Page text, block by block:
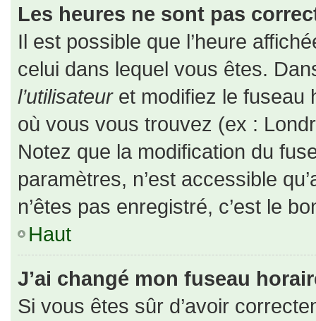
Les heures ne sont pas
Il est possible que l’heure
celui dans lequel vous êtes.
l’utilisateuret modifiez le fuseau
où vous vous trouvez (ex :
Notez que la modification du
paramètres, n’est accessible
n’êtes pas enregistré, c’est le
Haut
J’ai changé mon fuseau
Si vous êtes sûr d’avoir